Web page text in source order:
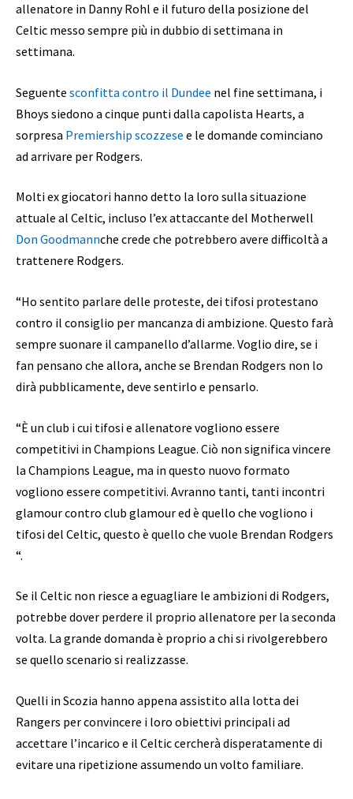
allenatore in Danny Rohl e il futuro della posizione del
Celtic messo sempre più in dubbio di settimana in
settimana.
Seguente sconfitta contro il Dundee nel fine settimana, i
Bhoys siedono a cinque punti dalla capolista Hearts, a
sorpresa Premiership scozzese e le domande cominciano
ad arrivare per Rodgers.
Molti ex giocatori hanno detto la loro sulla situazione
attuale al Celtic, incluso l’ex attaccante del Motherwell
Don Goodmannche crede che potrebbero avere difficoltà a
trattenere Rodgers.
“Ho sentito parlare delle proteste, dei tifosi protestano
contro il consiglio per mancanza di ambizione. Questo farà
sempre suonare il campanello d’allarme. Voglio dire, se i
fan pensano che allora, anche se Brendan Rodgers non lo
dirà pubblicamente, deve sentirlo e pensarlo.
“È un club i cui tifosi e allenatore vogliono essere
competitivi in ​​Champions League. Ciò non significa vincere
la Champions League, ma in questo nuovo formato
vogliono essere competitivi. Avranno tanti, tanti incontri
glamour contro club glamour ed è quello che vogliono i
tifosi del Celtic, questo è quello che vuole Brendan Rodgers
“.
Se il Celtic non riesce a eguagliare le ambizioni di Rodgers,
potrebbe dover perdere il proprio allenatore per la seconda
volta. La grande domanda è proprio a chi si rivolgerebbero
se quello scenario si realizzasse.
Quelli in Scozia hanno appena assistito alla lotta dei
Rangers per convincere i loro obiettivi principali ad
accettare l’incarico e il Celtic cercherà disperatamente di
evitare una ripetizione assumendo un volto familiare.